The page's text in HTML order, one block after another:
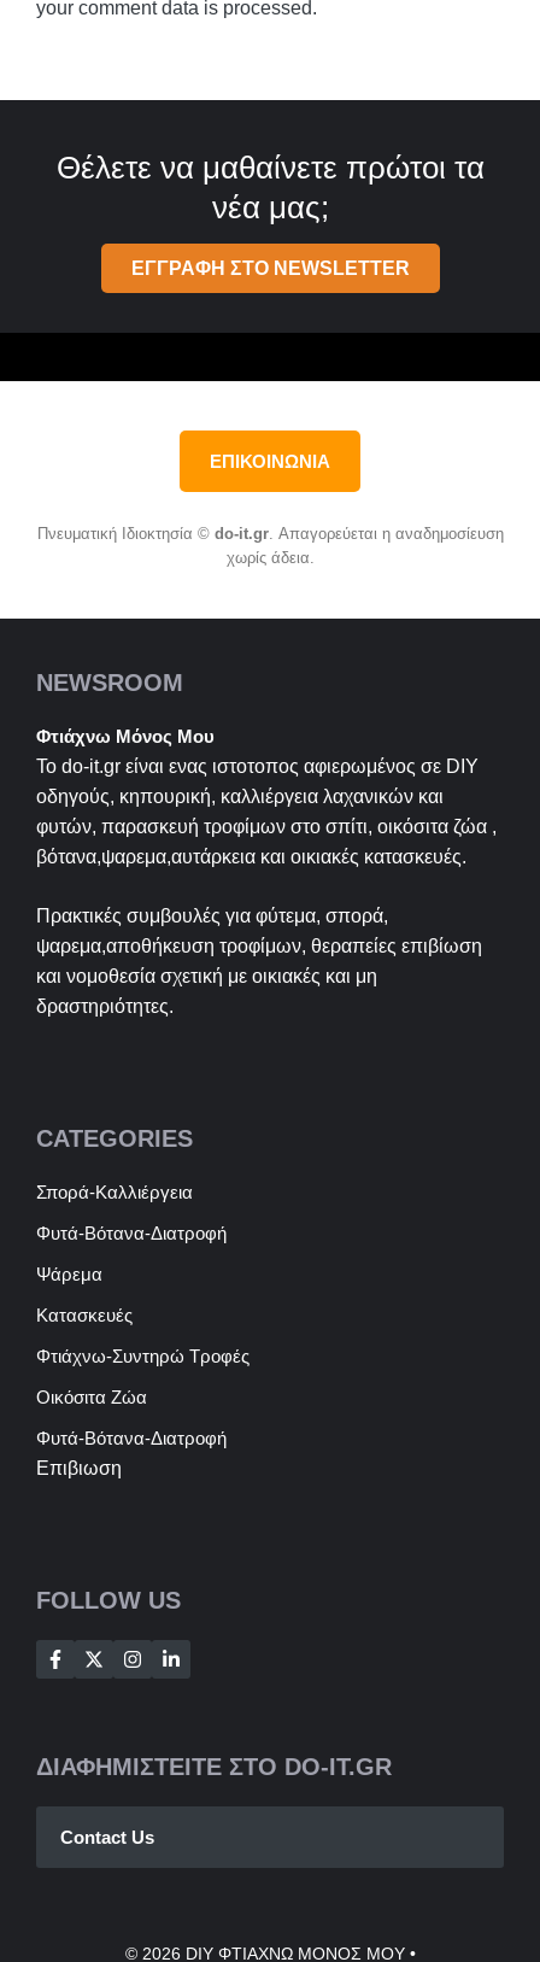
your comment data is processed.
Θέλετε να μαθαίνετε πρώτοι τα
νέα μας;
ΕΓΓΡΑΦΗ ΣΤΟ NEWSLETTER
ΕΠΙΚΟΙΝΩΝΙΑ
Πνευματική Ιδιοκτησία © do-it.gr. Απαγορεύεται η αναδημοσίευση
χωρίς άδεια.
NEWSROOM
Φτιάχνω Μόνος Μου
Το do-it.gr είναι ενας ιστοτοπος αφιερωμένος σε DIY
οδηγούς, κηπουρική, καλλιέργεια λαχανικών και
φυτών, παρασκευή τροφίμων στο σπίτι, οικόσιτα ζώα ,
βότανα,ψαρεμα,αυτάρκεια και οικιακές κατασκευές.
Πρακτικές συμβουλές για φύτεμα, σπορά,
ψαρεμα,αποθήκευση τροφίμων, θεραπείες επιβίωση
και νομοθεσία σχετική με οικιακές και μη
δραστηριότητες.
CATEGORIES
Σπορά-Καλλιέργεια
Φυτά-Βότανα-Διατροφή
Ψάρεμα
Κατασκευές
Φτιάχνω-Συντηρώ Τροφές
Οικόσιτα Ζώα
Φυτά-Βότανα-Διατροφή
Επιβιωση
FOLLOW US
ΔΙΑΦΗΜΙΣΤΕΙΤΕ ΣΤΟ DO-IT.GR
Contact Us
© 2026 DIY ΦΤΙΑΧΝΩ ΜΟΝΟΣ ΜΟΥ•